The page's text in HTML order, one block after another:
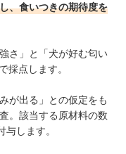
、食いつきの期待度を
さ」と「犬が好む匂い
採点します。
が出る」との仮定をも
。該当する原材料の数
します。